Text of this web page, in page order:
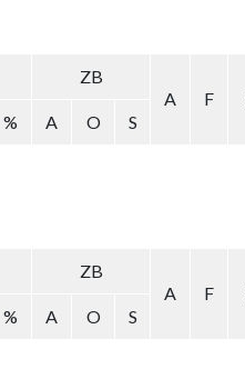
ZB
A
F
% A O S
ZB
A
F
% A O S